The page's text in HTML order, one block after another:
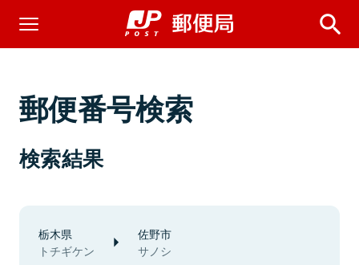
郵便番号検索
検索結果
栃木県
トチギケン
佐野市
サノシ